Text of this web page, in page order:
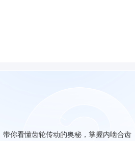
你看懂齿轮传动的奥秘，掌握内啮合齿